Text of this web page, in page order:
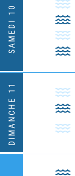
SAMEDI 10
DIMANCHE 11